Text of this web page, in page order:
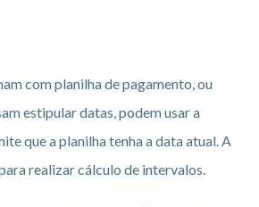
com planilha de pagamento, ou
estipular datas, podem usar a
que a planilha tenha a data atual. A
realizar cálculo de intervalos.